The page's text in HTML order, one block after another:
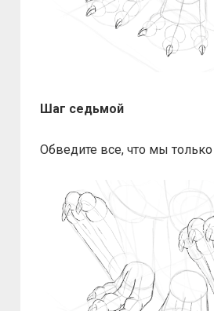
Шаг седьмой
Обведите все, что мы только